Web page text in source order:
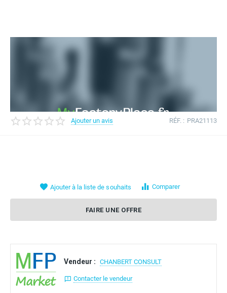
Ajouter un avis RÉF. : PRA21113
Ajouter à la liste de souhaits Comparer
FAIRE UNE OFFRE
Vendeur : CHANBERT CONSULT
Contacter le vendeur